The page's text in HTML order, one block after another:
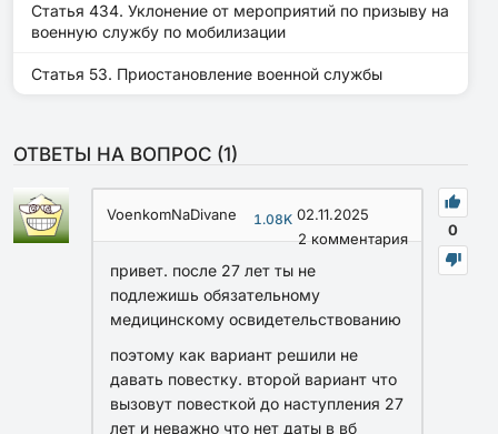
Статья 434. Уклонение от мероприятий по призыву на
военную службу по мобилизации
Статья 53. Приостановление военной службы
ОТВЕТЫ НА ВОПРОС (1)
0
VoenkomNaDivane 1.08K 02.11.2025
2комментария
привет. после 27 лет ты не
подлежишь обязательному
медицинскому освидетельствованию
поэтому как вариант решили не
давать повестку. второй вариант что
вызовут повесткой до наступления 27
лет и неважно что нет даты в вб